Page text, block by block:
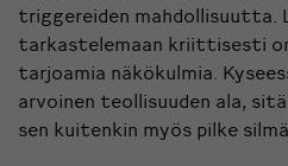
triggereiden mahdollisuutta.
tarkastelemaan kriittisesti
tarjoamia näkökulmia.
arvoinen teollisuuden ala,
sen kuitenkin myös pilke